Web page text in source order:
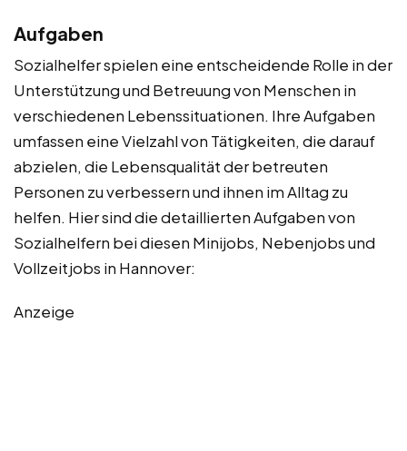
Aufgaben
Sozialhelfer spielen eine entscheidende Rolle in der
Unterstützung und Betreuung von Menschen in
verschiedenen Lebenssituationen. Ihre Aufgaben
umfassen eine Vielzahl von Tätigkeiten, die darauf
abzielen, die Lebensqualität der betreuten
Personen zu verbessern und ihnen im Alltag zu
helfen. Hier sind die detaillierten Aufgaben von
Sozialhelfern bei diesen Minijobs, Nebenjobs und
Vollzeitjobs in Hannover:
Anzeige